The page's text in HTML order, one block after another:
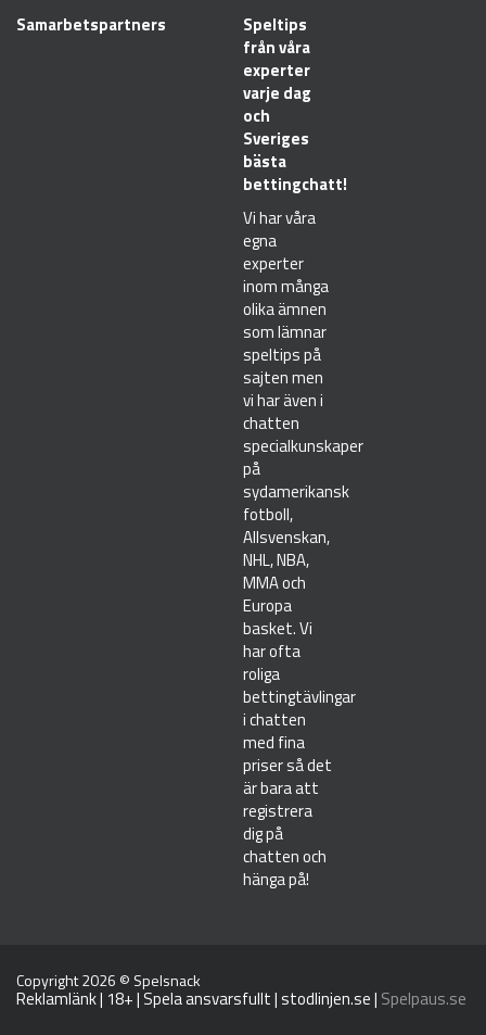
Samarbetspartners
Speltips
från våra
experter
varje dag
och
Sveriges
bästa
bettingchatt!
Vi har våra
egna
experter
inom många
olika ämnen
som lämnar
speltips på
sajten men
vi har även i
chatten
specialkunskaper
på
sydamerikansk
fotboll,
Allsvenskan,
NHL, NBA,
MMA och
Europa
basket. Vi
har ofta
roliga
bettingtävlingar
i chatten
med fina
priser så det
är bara att
registrera
dig på
chatten och
hänga på!
Copyright 2026 © Spelsnack
Reklamlänk | 18+ | Spela ansvarsfullt |stodlinjen.se| Spelpaus.se